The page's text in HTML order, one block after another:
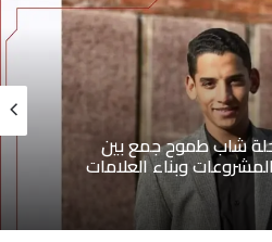
شاب طموح جمع بين
وبناء العلامات